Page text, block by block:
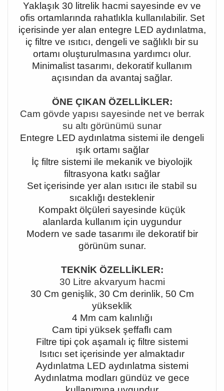
Yaklaşık 30 litrelik hacmi sayesinde ev ve
ofis ortamlarında rahatlıkla kullanılabilir. Set
içerisinde yer alan entegre LED aydınlatma,
iç filtre ve ısıtıcı, dengeli ve sağlıklı bir su
ortamı oluşturulmasına yardımcı olur.
Minimalist tasarımı, dekoratif kullanım
açısından da avantaj sağlar.
ÖNE ÇIKAN ÖZELLİKLER:
Cam gövde yapısı sayesinde net ve berrak
su altı görünümü sunar
Entegre LED aydınlatma sistemi ile dengeli
ışık ortamı sağlar
İç filtre sistemi ile mekanik ve biyolojik
filtrasyona katkı sağlar
Set içerisinde yer alan ısıtıcı ile stabil su
sıcaklığı desteklenir
Kompakt ölçüleri sayesinde küçük
alanlarda kullanım için uygundur
Modern ve sade tasarımı ile dekoratif bir
görünüm sunar.
TEKNİK ÖZELLİKLER:
30 Litre akvaryum hacmi
30 Cm genişlik, 30 Cm derinlik, 50 Cm
yükseklik
4 Mm cam kalınlığı
Cam tipi yüksek şeffaflı cam
Filtre tipi çok aşamalı iç filtre sistemi
Isıtıcı set içerisinde yer almaktadır
Aydınlatma LED aydınlatma sistemi
Aydınlatma modları gündüz ve gece